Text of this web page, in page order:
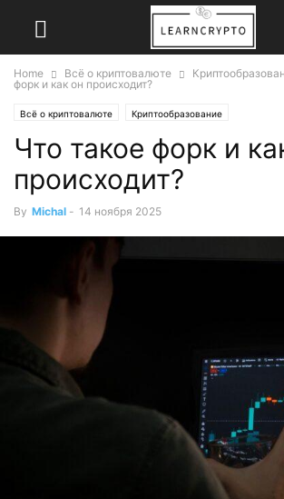
Home Всё о криптовалюте
форк и как он происходит?
Всё о криптовалюте Криптообразование
Что такое форк и
происходит?
By Michal - 14 ноября 2025